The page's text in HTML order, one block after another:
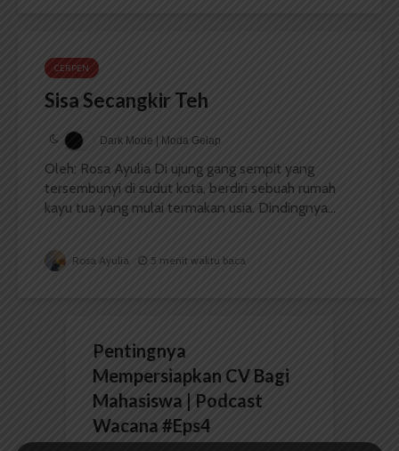
CERPEN
Sisa Secangkir Teh
Dark Mode | Moda Gelap
Oleh: Rosa Ayulia Di ujung gang sempit yang
tersembunyi di sudut kota, berdiri sebuah rumah
kayu tua yang mulai termakan usia. Dindingnya...
Rosa Ayulia 5 menit waktu baca
Pentingnya
Mempersiapkan CV Bagi
Mahasiswa | Podcast
Wacana #Eps4